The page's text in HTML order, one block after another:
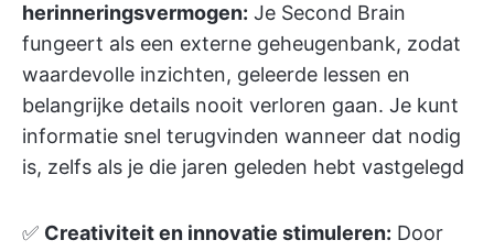
herinneringsvermogen: Je Second Brain
fungeert als een externe geheugenbank, zodat
waardevolle inzichten, geleerde lessen en
belangrijke details nooit verloren gaan. Je kunt
informatie snel terugvinden wanneer dat nodig
is, zelfs als je die jaren geleden hebt vastgelegd
✅ Creativiteit en innovatie stimuleren: Door